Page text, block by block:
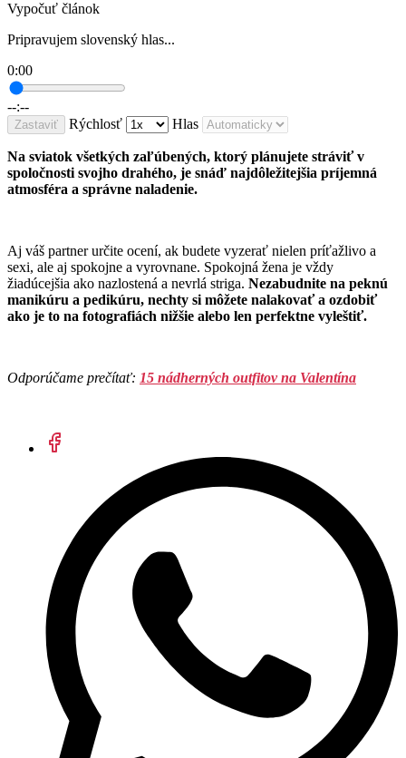
Vypočuť článok
Pripravujem slovenský hlas...
0:00
--:--
Zastaviť Rýchlosť Hlas
Na sviatok všetkých zaľúbených, ktorý plánujete stráviť v
spoločnosti svojho drahého, je snáď najdôležitejšia príjemná
atmosféra a správne naladenie.
Aj váš partner určite ocení, ak budete vyzerať nielen príťažlivo a
sexi, ale aj spokojne a vyrovnane. Spokojná žena je vždy
žiadúcejšia ako nazlostená a nevrlá striga. Nezabudnite na peknú
manikúru a pedikúru, nechty si môžete nalakovať a ozdobiť
ako je to na fotografiách nižšie alebo len perfektne vyleštiť.
Odporúčame prečítať: 15 nádherných outfitov na Valentína